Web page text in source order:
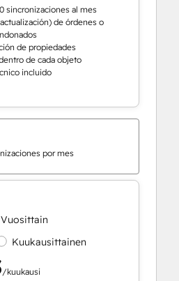
sincronizaciones al mes
de órdenes o
de propiedades
de cada objeto
incluido
por mes
Vuosittain
Kuukausittainen
/kuukausi